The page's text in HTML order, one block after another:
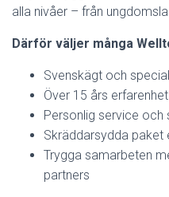
alla nivåer – från
Därför väljer många
Svenskägt och
Över 15 års
Personlig service och
Skräddarsydda paket
Trygga samarbeten
partners